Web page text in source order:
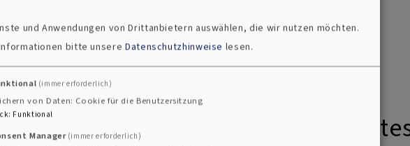
und Anwendungen von Drittanbietern auswählen, die wir nutzen möchten.
bitte unsere Datenschutzhinweise lesen.
(immer erforderlich)
von Daten: Cookie für die Benutzersitzung
: Funktional
Manager (immer erforderlich)